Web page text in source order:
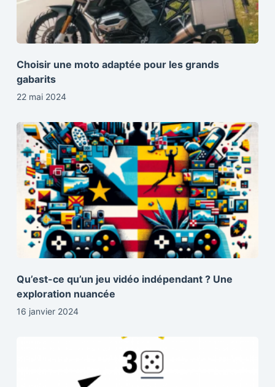
Choisir une moto adaptée pour les grands
gabarits
22 mai 2024
Qu’est-ce qu’un jeu vidéo indépendant ? Une
exploration nuancée
16 janvier 2024